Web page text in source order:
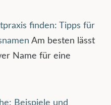
finden: Tipps für
Am besten lässt
Name für eine
Beispiele und